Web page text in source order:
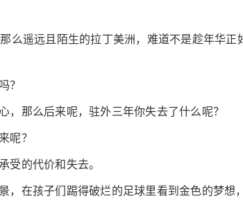
遥远且陌生的拉丁美洲，难道不是趁年华正
？
那么后来呢，驻外三年你失去了什么呢？
呢？
受的代价和失去。
，在孩子们踢得破烂的足球里看到金色的梦想